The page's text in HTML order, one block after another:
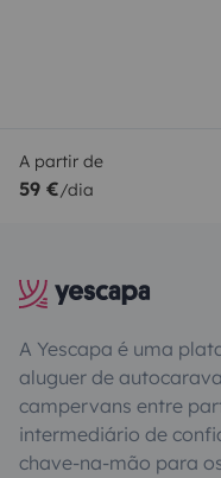
A partir de
59 €/dia
A Yescapa é uma
aluguer de
campervans entre
intermediário de
chave-na-mão para